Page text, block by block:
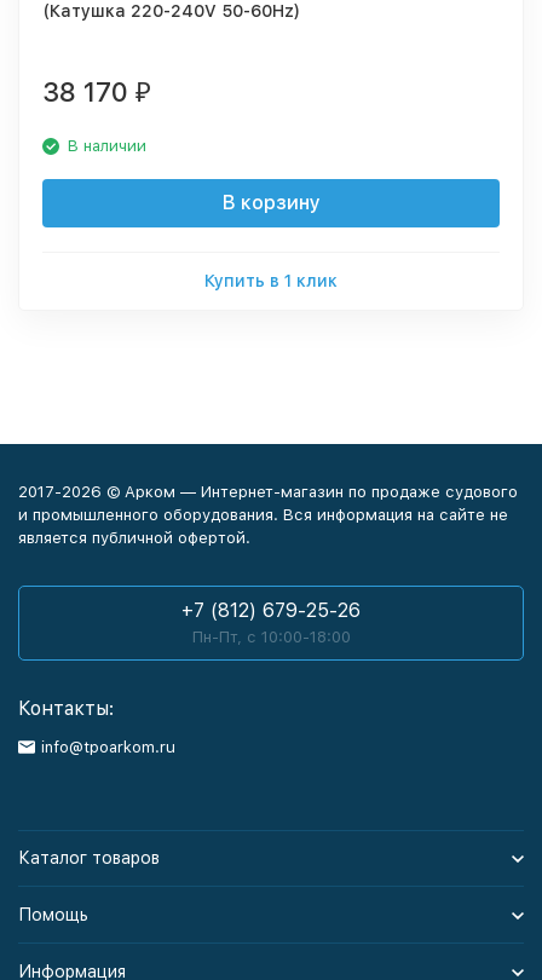
(Катушка 220-240V 50-60Hz)
38 170 ₽
В наличии
В корзину
Купить в 1 клик
2017-2026 © Арком — Интернет-магазин по продаже судового
и промышленного оборудования. Вся информация на сайте не
является публичной офертой.
+7 (812) 679-25-26
Пн-Пт, с 10:00-18:00
Контакты:
info@tpoarkom.ru
Каталог товаров
Помощь
Информация